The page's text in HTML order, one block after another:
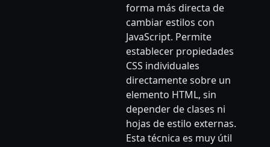
forma más directa de
cambiar estilos con
JavaScript. Permite
establecer propiedades
CSS individuales
directamente sobre un
elemento HTML, sin
depender de clases ni
hojas de estilo externas.
Esta técnica es muy útil